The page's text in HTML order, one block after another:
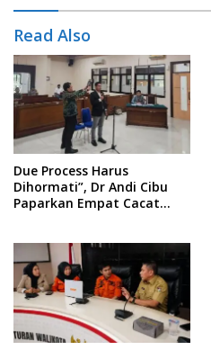
Read Also
Due Process Harus
Dihormati”, Dr Andi Cibu
Paparkan Empat Cacat